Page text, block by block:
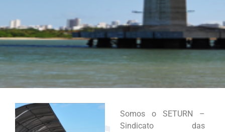
Somos o SETURN –
Sindicato das